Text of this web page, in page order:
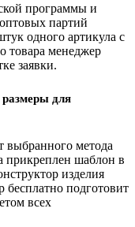
программы и
партий
одного артикула с
товара менеджер
заявки.
для
выбранного метода
прикреплен шаблон в
изделия
бесплатно подготовит
всех